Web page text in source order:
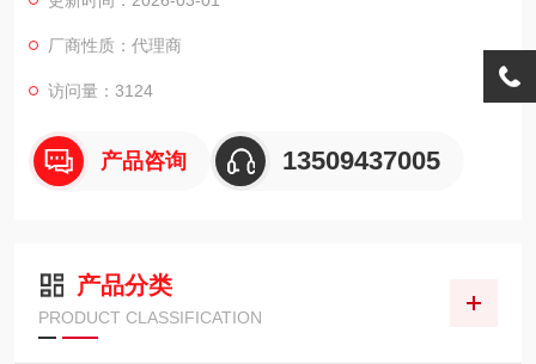
厂商性质：代理商
访问量：3124
产品咨询 13509437005
产品分类
PRODUCT CLASSIFICATION